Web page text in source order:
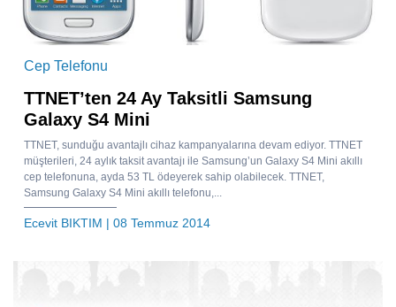
Cep Telefonu
TTNET’ten 24 Ay Taksitli Samsung
Galaxy S4 Mini
TTNET, sunduğu avantajlı cihaz kampanyalarına devam ediyor. TTNET
müşterileri, 24 aylık taksit avantajı ile Samsung’un Galaxy S4 Mini akıllı
cep telefonuna, ayda 53 TL ödeyerek sahip olabilecek. TTNET,
Samsung Galaxy S4 Mini akıllı telefonu,...
Ecevit BIKTIM | 08 Temmuz 2014